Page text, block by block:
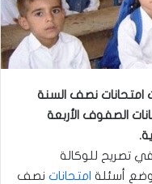
امتحانات نصف السنة
الصفوف الأربعة
تصريح للوكالة
وضع أسئلة امتحانات نصف